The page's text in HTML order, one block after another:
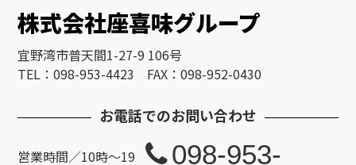
株式会社座喜味グループ
宜野湾市普天間1-27-9 106号
TEL：098-953-4423 FAX：098-952-0430
お電話でのお問い合わせ
営業時間／10時～19
098-953-